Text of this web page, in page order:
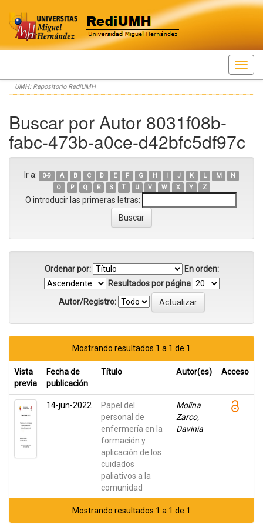
Skip
navigation
UMH: Repositorio RediUMH
Buscar por Autor 8031f08b-
fabc-473b-a0ce-d42bfc5df97c
Ir a: 0-9 A B C D E F G H I J K L M
N
O
P Q R S T U V W X Y Z
O introducir las primeras letras:
Ordenar por:
En orden:
Resultados por página
Autor/Registro:
Mostrando resultados 1 a 1 de 1
Vista
previa
Fecha de
publicación
Título Autor(es) Acceso
14-jun-2022
Papel del
personal de
enfermería en la
formación y
aplicación de los
cuidados
paliativos a la
comunidad
Molina
Zarco,
Davinia
Mostrando resultados 1 a 1 de 1